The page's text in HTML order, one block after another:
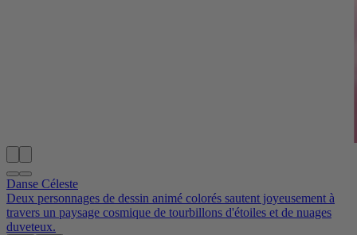
Danse Céleste
Deux personnages de dessin animé colorés sautent joyeusement à
travers un paysage cosmique de tourbillons d'étoiles et de nuages
duveteux.